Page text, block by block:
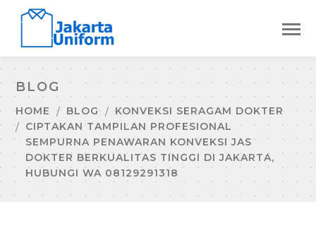
BLOG
HOME BLOG
KONVEKSI SERAGAM DOKTER
CIPTAKAN TAMPILAN PROFESIONAL
SEMPURNA PENAWARAN KONVEKSI JAS
DOKTER BERKUALITAS TINGGI DI JAKARTA,
HUBUNGI WA 08129291318